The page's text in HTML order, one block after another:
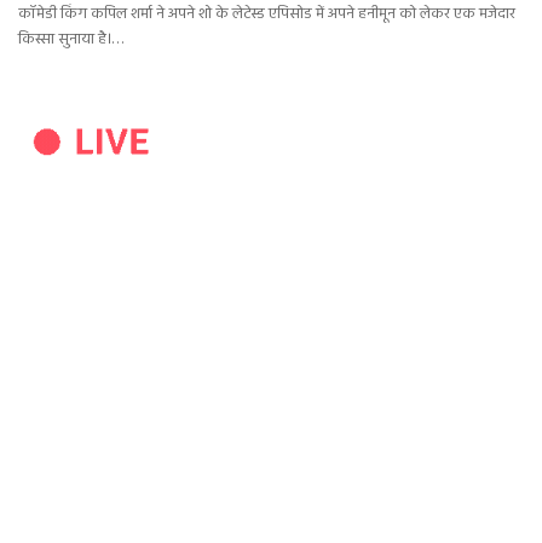
कॉमेडी किंग कपिल शर्मा ने अपने शो के लेटेस्ड एपिसोड में अपने हनीमून को लेकर एक मजेदार
किस्सा सुनाया है।…